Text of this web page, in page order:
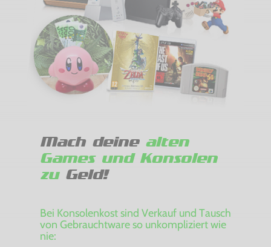
Mach deine alten
Games und Konsolen
zuGeld!
Bei Konsolenkost sind Verkauf und Tausch
von Gebrauchtware so unkompliziert wie
nie: